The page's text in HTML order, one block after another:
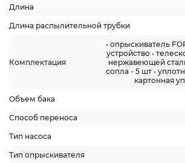
Длина
Длина распылительной трубки
Комплектация
• опрыскиватель
устройство •
нержавеющей
сопла - 5 шт •
картонная
Объем бака
Способ переноса
Тип насоса
Тип опрыскивателя